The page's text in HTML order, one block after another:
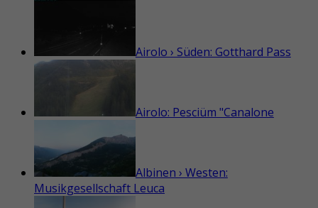
Airolo › Süden: Gotthard Pass
Airolo: Pesciüm "Canalone
Albinen › Westen:
Musikgesellschaft Leuca